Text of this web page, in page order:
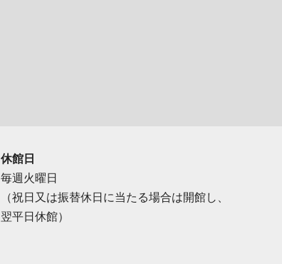
休館日
毎週火曜日
（祝日又は振替休日に当たる場合は開館し、
翌平日休館）